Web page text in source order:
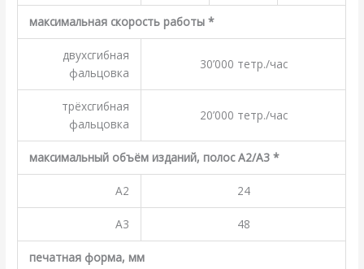
максимальная скорость работы *
двухсгибная
фальцовка
30’000 тетр./час
трёхсгибная
фальцовка
20’000 тетр./час
максимальный объём изданий, полос A2/A3 *
A2 24
A3 48
печатная форма, мм